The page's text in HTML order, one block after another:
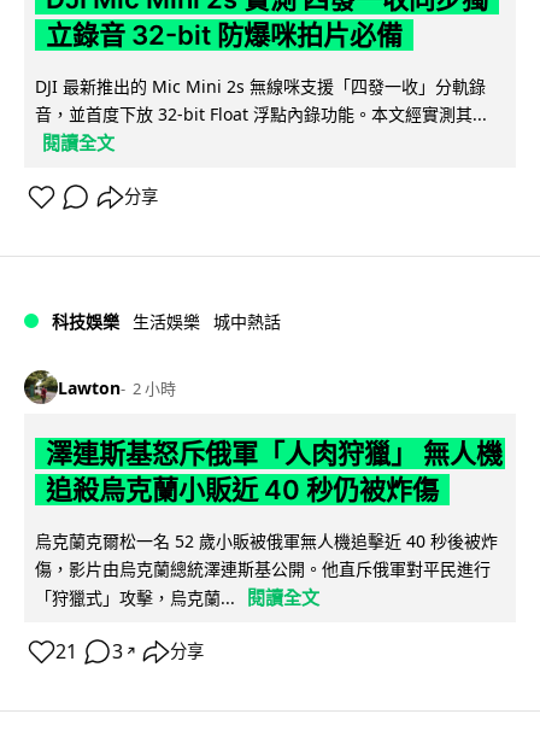
立錄音 32-bit 防爆咪拍片必備
DJI 最新推出的 Mic Mini 2s 無線咪支援「四發一收」分軌錄
音，並首度下放 32-bit Float 浮點內錄功能。本文經實測其...
閱讀全文
分享
科技娛樂 生活娛樂 城中熱話
Lawton 2 小時
澤連斯基怒斥俄軍「人肉狩獵」 無人機
追殺烏克蘭小販近 40 秒仍被炸傷
烏克蘭克爾松一名 52 歲小販被俄軍無人機追擊近 40 秒後被炸
傷，影片由烏克蘭總統澤連斯基公開。他直斥俄軍對平民進行
「狩獵式」攻擊，烏克蘭...
閱讀全文
21 3 ↗ 分享